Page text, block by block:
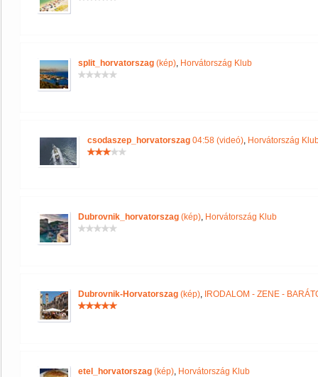
split_horvatorszag (kép), Horvátország Klub
csodaszep_horvatorszag 04:58 (videó), Horvátország
Dubrovnik_horvatorszag (kép), Horvátország Klub
Dubrovnik-Horvatorszag (kép), IRODALOM - ZENE -
etel_horvatorszag (kép), Horvátország Klub